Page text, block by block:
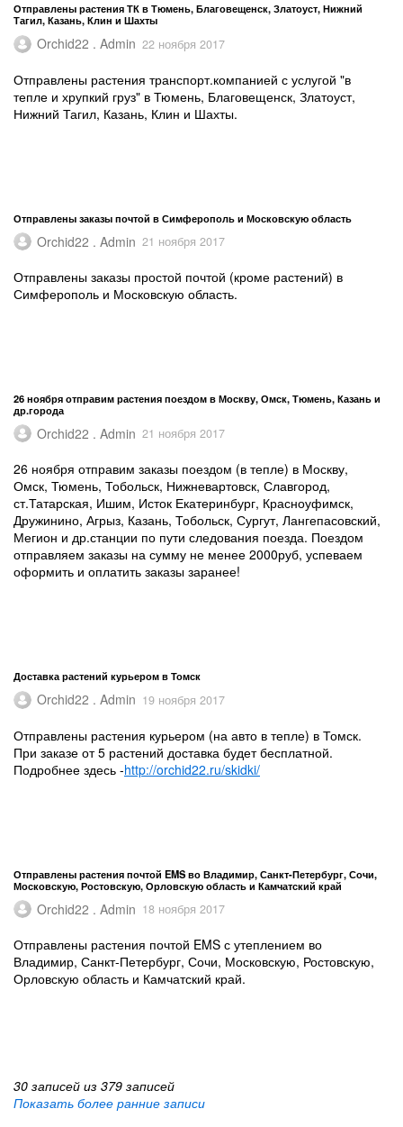
Отправлены растения ТК в Тюмень, Благовещенск, Златоуст, Нижний
Тагил, Казань, Клин и Шахты
Orchid22 . Admin 22 ноября 2017
Отправлены растения транспорт.компанией с услугой "в
тепле и хрупкий груз" в Тюмень, Благовещенск, Златоуст,
Нижний Тагил, Казань, Клин и Шахты.
Отправлены заказы почтой в Симферополь и Московскую область
Orchid22 . Admin 21 ноября 2017
Отправлены заказы простой почтой (кроме растений) в
Симферополь и Московскую область.
26 ноября отправим растения поездом в Москву, Омск, Тюмень, Казань и
др.города
Orchid22 . Admin 21 ноября 2017
26 ноября отправим заказы поездом (в тепле) в Москву,
Омск, Тюмень, Тобольск, Нижневартовск, Славгород,
ст.Татарская, Ишим, Исток Екатеринбург, Красноуфимск,
Дружинино, Агрыз, Казань, Тобольск, Сургут, Лангепасовский,
Мегион и др.станции по пути следования поезда. Поездом
отправляем заказы на сумму не менее 2000руб, успеваем
оформить и оплатить заказы заранее!
Доставка растений курьером в Томск
Orchid22 . Admin 19 ноября 2017
Отправлены растения курьером (на авто в тепле) в Томск.
При заказе от 5 растений доставка будет бесплатной.
Подробнее здесь -http://orchid22.ru/skidki/
Отправлены растения почтой EMS во Владимир, Санкт-Петербург, Сочи,
Московскую, Ростовскую, Орловскую область и Камчатский край
Orchid22 . Admin 18 ноября 2017
Отправлены растения почтой EMS с утеплением во
Владимир, Санкт-Петербург, Сочи, Московскую, Ростовскую,
Орловскую область и Камчатский край.
30 записей из 379 записей
Показать более ранние записи